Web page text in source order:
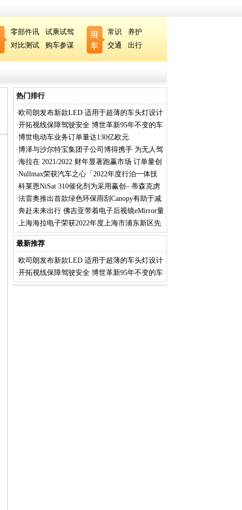
零部件讯
试乘试驾
对比测试
购车参谋
常识
养护
交通
出行
热门排行
·欧司朗发布新款LED 适用于超薄的车头灯设计
·开拓视线保障驾驶安全 博世革新95年不变的车
·博世电动车业务订单量达130亿欧元
·博泽与沙尔特宝集团子公司博得携手 为无人驾
·海拉在 2021/2022 财年显著跑赢市场 订单量创
·Nullmax荣获汽车之心「2022年度行泊一体技
术
·科莱恩NiSat 310催化剂为采用赢创– 蒂森克虏
·法雷奥推出首款绿色环保雨刮Canopy有助于减
·奔赴未来出行 佛吉亚带着电子后视镜eMirror量
·上海海拉电子荣获2022年度上海市浦东新区先
进
最新推荐
·欧司朗发布新款LED 适用于超薄的车头灯设计
·开拓视线保障驾驶安全 博世革新95年不变的车